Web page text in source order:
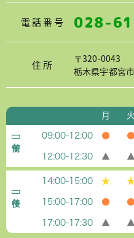
電話番号 028-
住所
〒320-0043
栃木県宇都宮
月 火
09:00-12:00 ● ●
12:00-12:30 ▲ ▲
14:00-15:00 ★
15:00-17:00 ● ●
17:00-17:30 ▲ ▲